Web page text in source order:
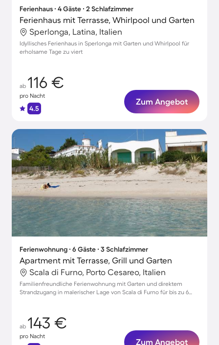
Ferienhaus ∙ 4 Gäste ∙ 2 Schlafzimmer
Ferienhaus mit Terrasse, Whirlpool und Garten
Sperlonga, Latina, Italien
Idyllisches Ferienhaus in Sperlonga mit Garten und Whirlpool für
erholsame Tage zu viert
ab 116 €
pro Nacht
4.5
Zum Angebot
Ferienwohnung ∙ 6 Gäste ∙ 3 Schlafzimmer
Apartment mit Terrasse, Grill und Garten
Scala di Furno, Porto Cesareo, Italien
Familienfreundliche Ferienwohnung mit Garten und direktem
Strandzugang in malerischer Lage von Scala di Furno für bis zu 6
ab 143 €
pro Nacht
Zum Angebot